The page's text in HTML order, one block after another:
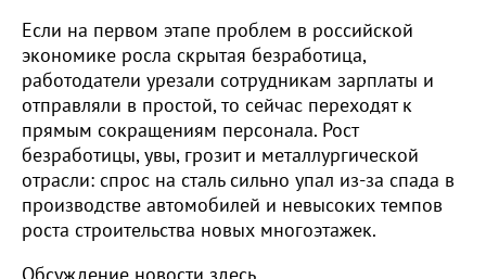
Если на первом этапе проблем в российской
экономике росла скрытая безработица,
работодатели урезали сотрудникам зарплаты и
отправляли в простой, то сейчас переходят к
прямым сокращениям персонала. Рост
безработицы, увы, грозит и металлургической
отрасли: спрос на сталь сильно упал из-за спада в
производстве автомобилей и невысоких темпов
роста строительства новых многоэтажек.